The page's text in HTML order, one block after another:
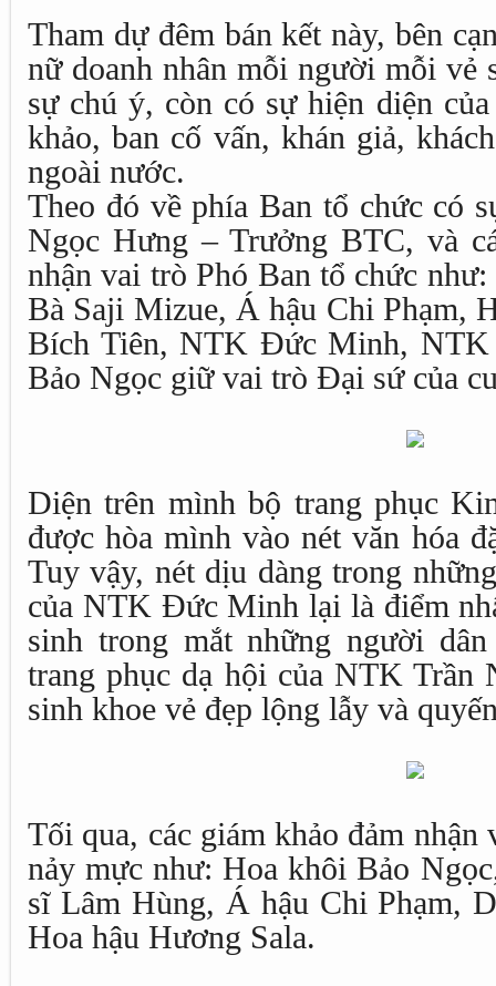
Tham dự đêm bán kết này, bên
nữ doanh nhân mỗi người mỗi vẻ
sự chú ý, còn có sự hiện diện
khảo, ban cố vấn, khán giả,
ngoài nước.
Theo đó về phía Ban tổ chức có
Ngọc Hưng – Trưởng BTC, và
nhận vai trò Phó Ban tổ chức
Bà Saji Mizue, Á hậu Chi Phạm,
Bích Tiên, NTK Đức Minh,
Bảo Ngọc giữ vai trò Đại sứ của
Diện trên mình bộ trang phục
được hòa mình vào nét văn hóa
Tuy vậy, nét dịu dàng trong
của NTK Đức Minh lại là điểm
sinh trong mắt những người
trang phục dạ hội của NTK Trần
sinh khoe vẻ đẹp lộng lẫy và
Tối qua, các giám khảo đảm nhận
nảy mực như: Hoa khôi Bảo
sĩ Lâm Hùng, Á hậu Chi Phạm,
Hoa hậu Hương Sala.